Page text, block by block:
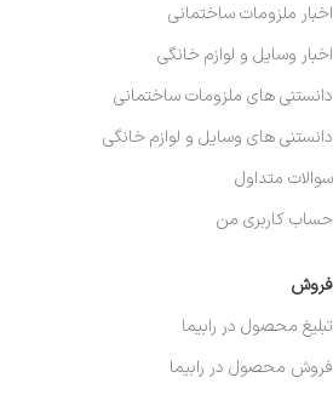
فروش
تبلیغ محصول در رابیما
فروش محصول در رابیما
اخبار ملزومات ساختمانی
اخبار وسایل و لوازم خانگی
دانستنی های ملزومات ساختمانی
دانستنی های وسایل و لوازم خانگی
سوالات متداول
حساب کاربری من